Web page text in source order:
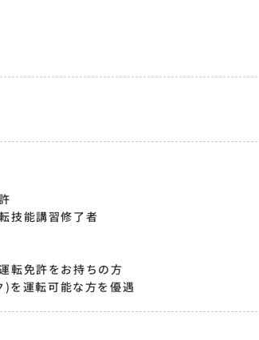
技能講習修了者
転免許をお持ちの方
運転可能な方を優遇